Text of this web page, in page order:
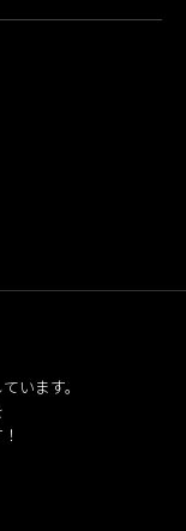
います。